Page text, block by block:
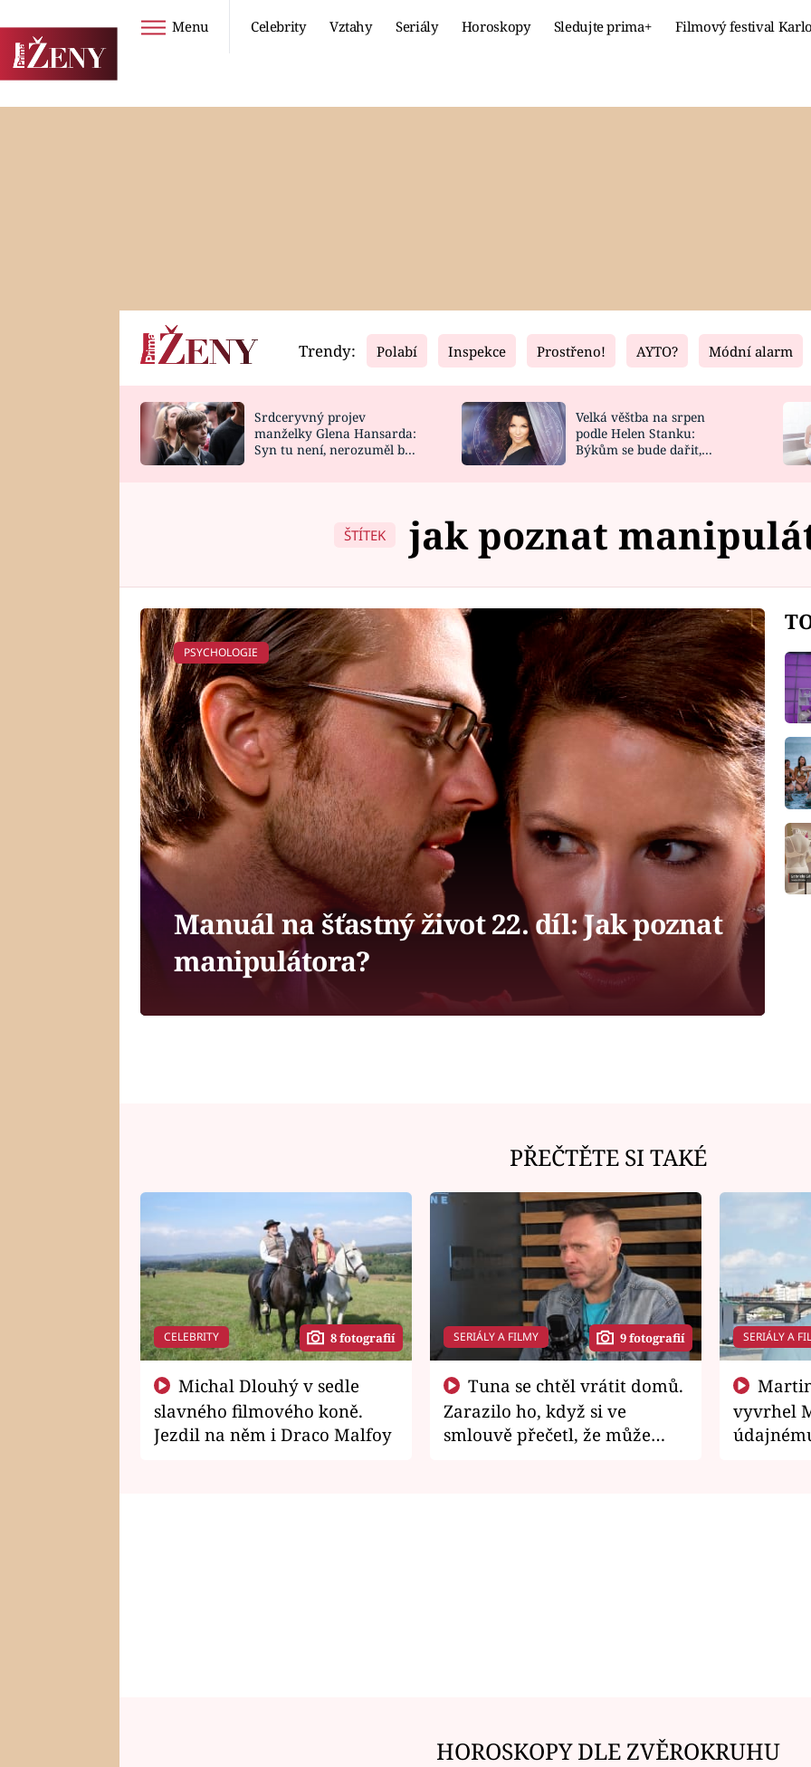
Menu Celebrity Vztahy Seriály Horoskopy Sledujte prima+ Filmový festival
Horoskopy
HOROSKOP NA
Video
CELEBRITY
VAŘENÍ
Fresh
NOVINKY
VIDEORECEPTY
Living
DESIGN
Trendy: Polabí Inspekce Prostřeno! AYTO? Módní alarm
Srdceryvný projev
manželky Glena Hansarda:
Syn tu není, nerozuměl by
Velká věštba na srpen
podle Helen Stanku:
Býkům se bude dařit,
ŠTÍTEK jak poznat
PSYCHOLOGIE
Manuál na šťastný život 22. díl: Jak poznat
manipulátora?
PŘEČTĚTE SI TAKÉ
CELEBRITY 8 fotografií
slavného filmového koně.
Jezdil na něm i Draco Malfoy
SERIÁLY A FILMY 9 fotografií
Zarazilo ho, když si ve
smlouvě přečetl, že může
SERIÁLY A
vyvrhel
HOROSKOPY DLE ZVĚROKRUHU